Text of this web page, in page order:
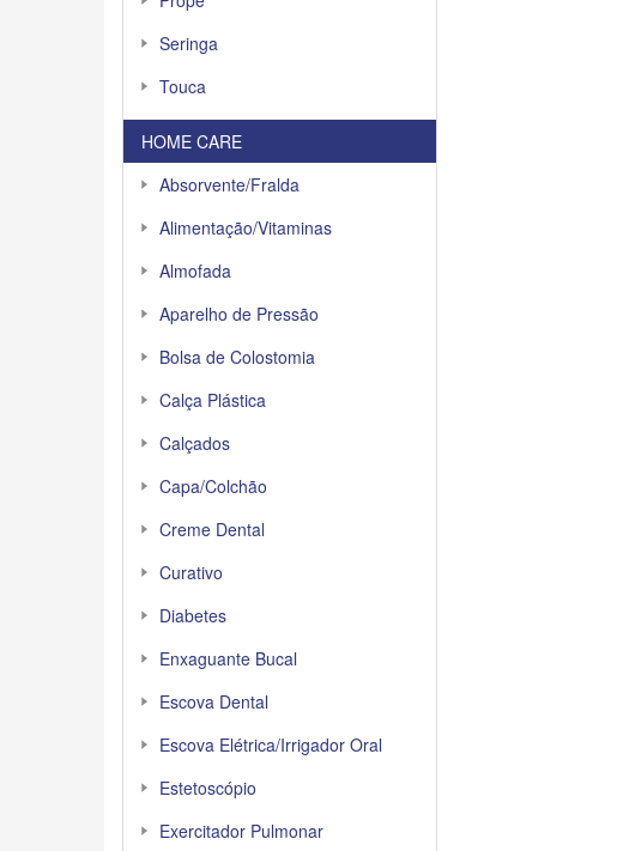
Seringa
Touca
HOME CARE
Absorvente/Fralda
Alimentação/Vitaminas
Almofada
Aparelho de Pressão
Bolsa de Colostomia
Calça Plástica
Calçados
Capa/Colchão
Creme Dental
Curativo
Diabetes
Enxaguante Bucal
Escova Dental
Escova Elétrica/Irrigador Oral
Estetoscópio
Exercitador Pulmonar